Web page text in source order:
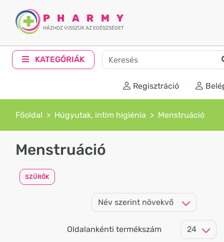
PHARMY
HÁZHOZ VISSZÜK AZ EGÉSZSÉGET
KATEGÓRIÁK
Regisztráció
Főoldal Húgyutak, intim higiénia Menstruáció
Menstruáció
SZŰRŐK
Oldalankénti termékszám